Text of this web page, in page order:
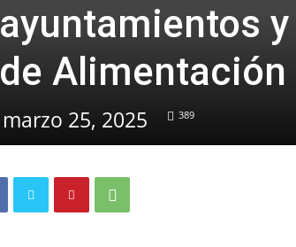
ayuntamientos
de Alimentación
marzo 25, 2025 389